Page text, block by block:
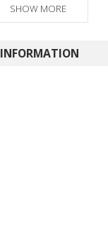
SHOW MORE
INFORMATION